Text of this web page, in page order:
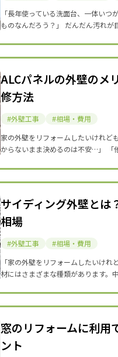
「長年使っている洗面台、一体い
ものなんだろう？」 だんだん汚れ
ALCパネルの外壁のメ
修方法
外壁工事
相場・費用
家の外壁をリフォームしたいけれど
からないまま決めるのは不安…」
サイディング外壁とは
相場
外壁工事
相場・費用
「家の外壁をリフォームしたいけ
材にはさまざまな種類があります。
窓のリフォームに利用
ント